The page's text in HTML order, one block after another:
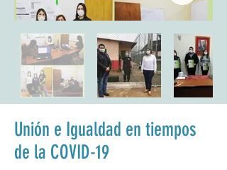
Unión e Igualdad en tiempos
de la COVID-19